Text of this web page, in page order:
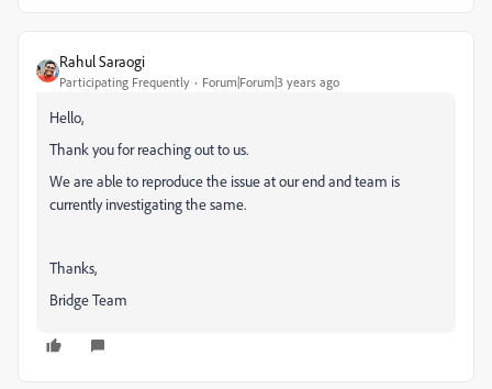
Rahul Saraogi
Participating Frequently Forum|Forum|3 years ago
Hello,
Thank you for reaching out to us.
We are able to reproduce the issue at our end and team is
currently investigating the same.
Thanks,
Bridge Team